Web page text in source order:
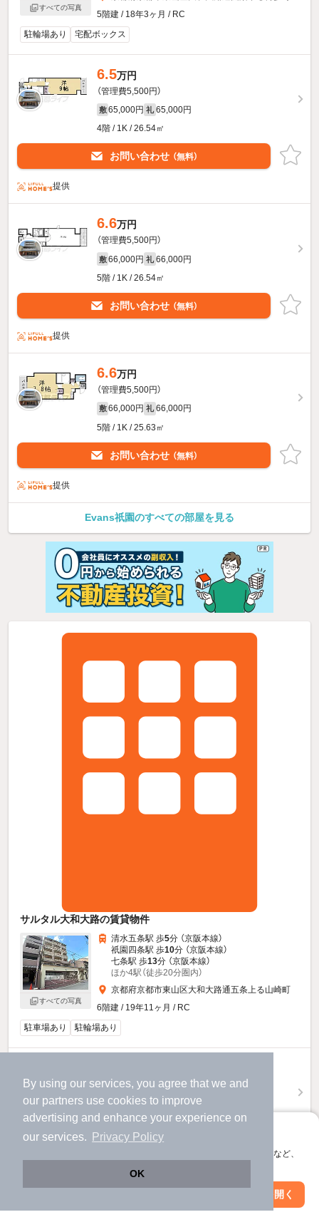
By using our services, you agree that we and
our partners use cookies to improve
advertising and enhance your experience on
our services.
Privacy Policy
OK
アプリに切り替えて、サクサクお部屋探し
会員登録なしですぐ使える。マップ検索やお気に入り保存など、
アプリを開く
すべての写真
5階建 / 18年3ヶ月 / RC
駐輪場あり
宅配ボックス
6.5万円
（管理費5,500円）
敷 65,000円 礼 65,000円
4階 / 1K / 26.54㎡
お問い合わせ （無料）
提供
6.6万円
（管理費5,500円）
敷 66,000円 礼 66,000円
5階 / 1K / 26.54㎡
お問い合わせ （無料）
提供
6.6万円
（管理費5,500円）
敷 66,000円 礼 66,000円
5階 / 1K / 25.63㎡
お問い合わせ （無料）
提供
Evans祇園のすべての部屋を見る
サルタル大和大路の賃貸物件
すべての写真
清水五条駅 歩5分 （京阪本線）
祇園四条駅 歩10分 （京阪本線）
七条駅 歩13分 （京阪本線）
ほか4駅（徒歩20分圏内）
京都府京都市東山区大和大路通五条上る山崎町
6階建 / 19年11ヶ月 / RC
駐車場あり
駐輪場あり
（管理費9,500円）
敷 50,000円 礼 100,000円
5階 / 1LDK / 39.6㎡
サルタル大和大路のすべての部屋を見る
絞り込み条件を変更